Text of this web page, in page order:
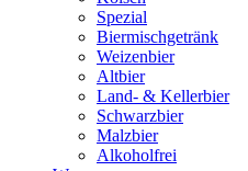
Spezial
Biermischgetränk
Weizenbier
Altbier
Land- & Kellerbier
Schwarzbier
Malzbier
Alkoholfrei